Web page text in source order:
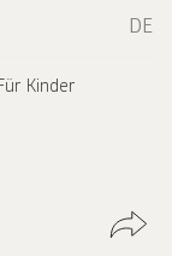
DE
Kinder